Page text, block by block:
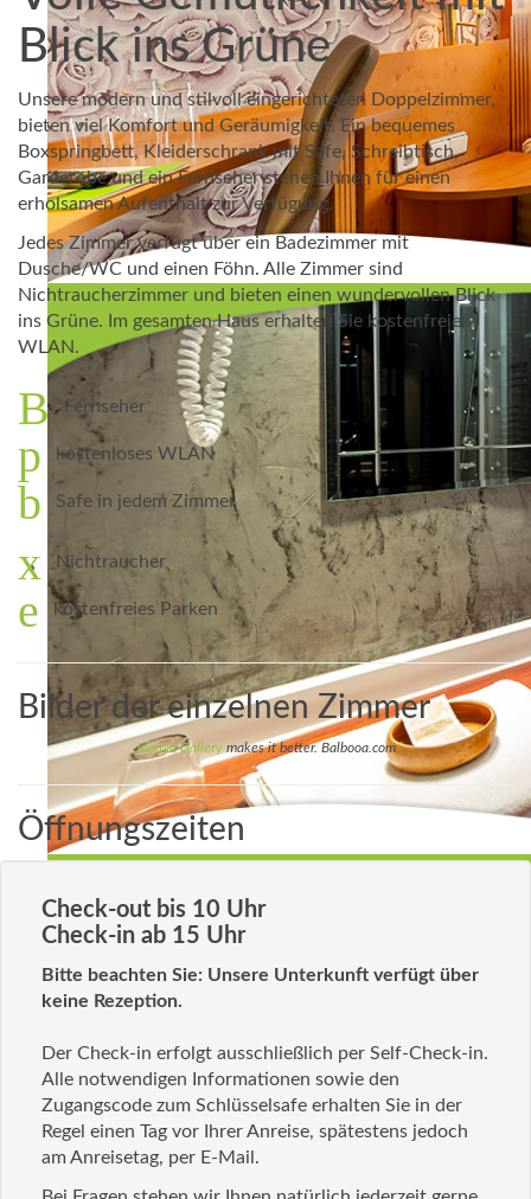
Blick ins Grüne
Unsere modern und stilvoll eingerichteten Doppelzimmer,
bieten viel Komfort und Geräumigkeit. Ein bequemes
Boxspringbett, Kleiderschrank mit Safe, Schreibtisch,
Garderobe und ein Fernseher stehen Ihnen für einen
erholsamen Aufenthalt zur Verfügung.
Jedes Zimmer verfügt über ein Badezimmer mit
Dusche/WC und einen Föhn. Alle Zimmer sind
Nichtraucherzimmer und bieten einen wundervollen Blick
ins Grüne. Im gesamten Haus erhalten Sie kostenfreies
WLAN.
Fernseher
kostenloses WLAN
Safe in jedem Zimmer
Nichtraucher
kostenfreies Parken
Bilder der einzelnen Zimmer
Joomla Gallerymakes it better. Balbooa.com
Öffnungszeiten
Check-out bis 10 Uhr
Check-in ab 15 Uhr
Bitte beachten Sie: Unsere Unterkunft verfügt über
keine Rezeption.
Der Check-in erfolgt ausschließlich per Self-Check-in.
Alle notwendigen Informationen sowie den
Zugangscode zum Schlüsselsafe erhalten Sie in der
Regel einen Tag vor Ihrer Anreise, spätestens jedoch
am Anreisetag, per E-Mail.